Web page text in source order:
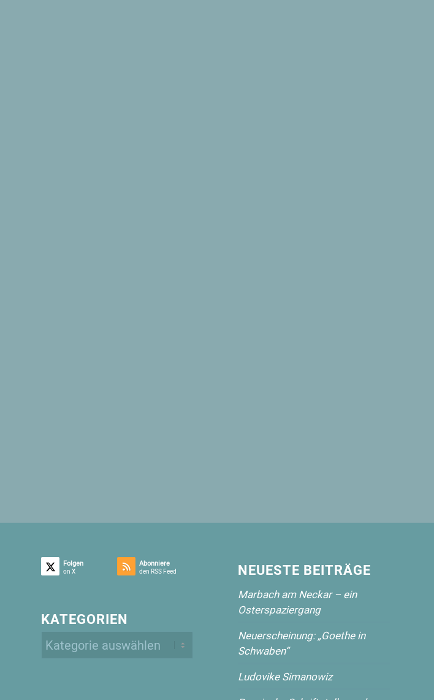
Folgen
on X
Abonniere
den RSS Feed
KATEGORIEN
Kategorien
NEUESTE BEITRÄGE
Marbach am Neckar – ein
Osterspaziergang
Neuerscheinung: „Goethe in
Schwaben“
Ludovike Simanowiz